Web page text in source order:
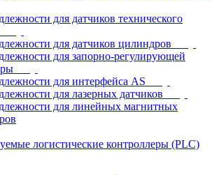
для датчиков технического
для датчиков цилиндров
для запорно-регулирующей
для интерфейса AS
для лазерных датчиков
для линейных магнитных
логистические контроллеры (PLC)